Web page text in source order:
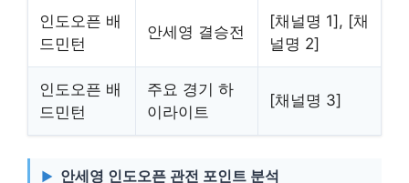
인도오픈 배
드민턴
안세영 결승전
[채널명 1], [채
널명 2]
인도오픈 배
드민턴
주요 경기 하
이라이트
[채널명 3]
안세영 인도오픈 관전 포인트 분석